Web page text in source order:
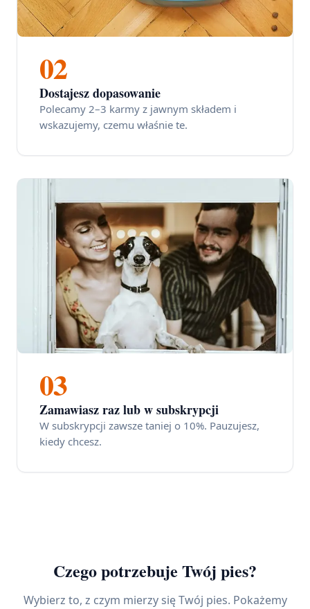
02
Dostajesz dopasowanie
Polecamy 2–3 karmy z jawnym składem i
wskazujemy, czemu właśnie te.
03
Zamawiasz raz lub w subskrypcji
W subskrypcji zawsze taniej o 10%. Pauzujesz,
kiedy chcesz.
Czego potrzebuje Twój pies?
Wybierz to, z czym mierzy się Twój pies. Pokażemy